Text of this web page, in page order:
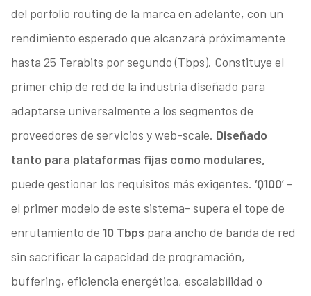
del porfolio routing de la marca en adelante, con un
rendimiento esperado que alcanzará próximamente
hasta 25 Terabits por segundo (Tbps). Constituye el
primer chip de red de la industria diseñado para
adaptarse universalmente a los segmentos de
proveedores de servicios y web-scale. Diseñado
tanto para plataformas fijas como modulares,
puede gestionar los requisitos más exigentes. ‘Q100’ -
el primer modelo de este sistema- supera el tope de
enrutamiento de 10 Tbps para ancho de banda de red
sin sacrificar la capacidad de programación,
buffering, eficiencia energética, escalabilidad o